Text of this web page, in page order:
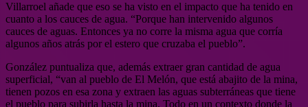
Villarroel añade que eso se ha visto en el impacto que ha tenido en
cuanto a los cauces de agua. “Porque han intervenido algunos
cauces de aguas. Entonces ya no corre la misma agua que corría
algunos años atrás por el estero que cruzaba el pueblo”.
González puntualiza que, además extraer gran cantidad de agua
superficial, “van al pueblo de El Melón, que está abajito de la mina,
tienen pozos en esa zona y extraen las aguas subterráneas que tiene
el pueblo para subirla hasta la mina. Todo en un contexto donde la